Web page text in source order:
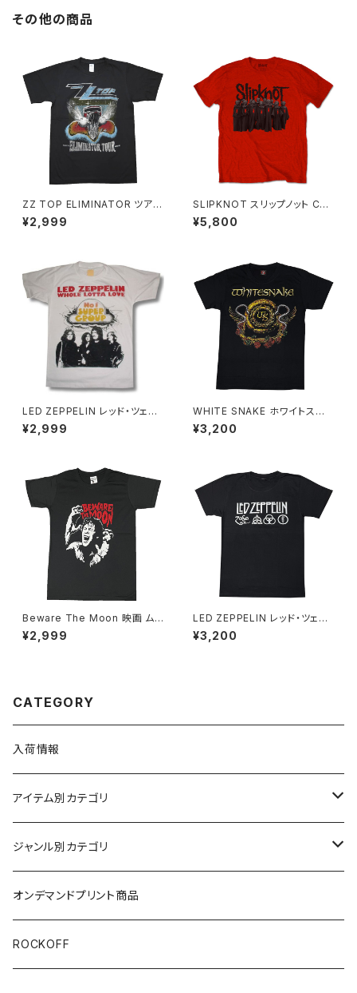
その他の商品
ZZ TOP ELIMINATOR ツアー
Ｔシャツ メンズ レディース 半袖
チャコール グレー bny ZZ-03
¥2,999
SLIPKNOT スリップノット CH
OIRＴシャツ ロックT バンドT
赤 レッド ROCKOFF SK-08
¥5,800
LED ZEPPELIN レッド・ツェッ
ペリン ロバート・プラント ジミ
ー・ペイジ ジョン・ポール・ジョ
ロックTシャツ バンドTシャツ b
ny 白 ホワイト ZEP-07
¥2,999
WHITE SNAKE ホワイトスネ
イク 白蛇の紋章 Ｔシャツ ロック
Ｔシャツ バンドＴシャツ RockY
¥3,200
Beware The Moon 映画 ム
ービー メンズ 半袖 lctr チャコ
ール WOLF-01
¥2,999
LED ZEPPELIN レッド・ツェッ
ペリン 4シンボル Ｔシャツ ロッ
クＴシャツ バンドＴシャツ Rock
¥3,200
CATEGORY
入荷情報
アイテム別カテゴリ
半袖
ブラック/グレー系
ホワイト
長袖
キッズ
ジャンル別カテゴリ
オリジナルデザイン
スカルファミリー
映画Ｔシャツ
オンデマンドプリント商品
ROCKOFF